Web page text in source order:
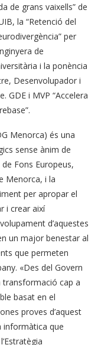
de grans vaixells” de
la “Retenció del
per
de
i la ponència
Desenvolupador i
GDE i MVP “Accelera
Menorca) és una
sense ànim de
Fons Europeus,
Menorca, i la
per apropar el
i crear així
d’aquestes
un major benestar al
que permeten
«Des del Govern
cap a
basat en el
proves d’aquest
informàtica que